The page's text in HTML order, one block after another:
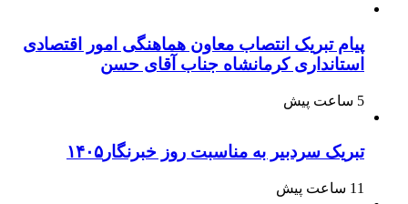
پیام تبریک انتصاب معاون هماهنگی امور اقتصادی
استانداری کرمانشاه جناب آقای حسن
5 ساعت پیش
تبریک سردبیر به مناسبت روز خبرنگار۱۴۰۵
11 ساعت پیش